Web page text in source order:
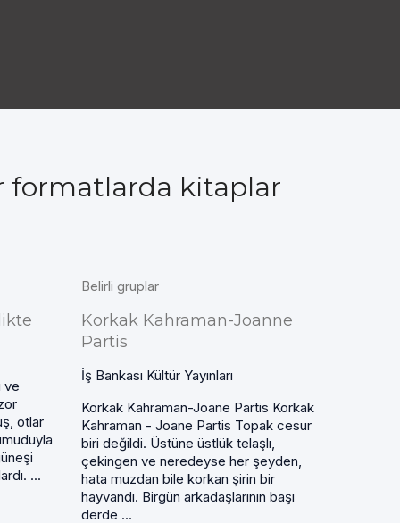
formatlarda kitaplar
ve
otlar
...
Belirli gruplar
Korkak Kahraman-Joanne
Partis
İş Bankası Kültür Yayınları
Korkak Kahraman-Joane Partis Korkak
Kahraman - Joane Partis Topak cesur
biri değildi. Üstüne üstlük telaşlı,
çekingen ve neredeyse her şeyden,
hata muzdan bile korkan şirin bir
hayvandı. Birgün arkadaşlarının başı
derde ...